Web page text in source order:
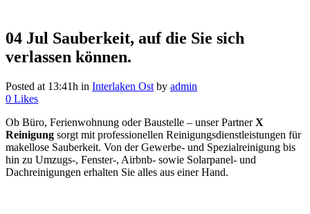
04 Jul Sauberkeit, auf die Sie sich
verlassen können.
Posted at 13:41h in Interlaken Ost by admin
0 Likes
Ob Büro, Ferienwohnung oder Baustelle – unser PartnerX
Reinigung sorgt mit professionellen Reinigungsdienstleistungen für
makellose Sauberkeit. Von der Gewerbe- und Spezialreinigung bis
hin zu Umzugs-, Fenster-, Airbnb- sowie Solarpanel- und
Dachreinigungen erhalten Sie alles aus einer Hand.